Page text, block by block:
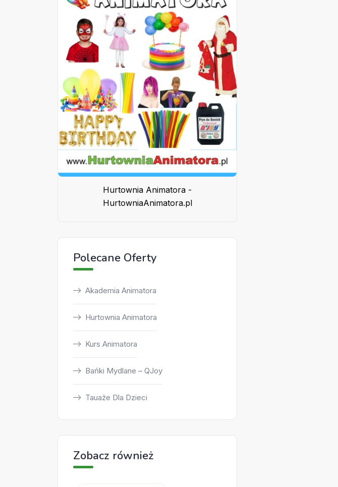
Hurtownia Animatora -
HurtowniaAnimatora.pl
Polecane Oferty
Akademia Animatora
Hurtownia Animatora
Kurs Animatora
Bańki Mydlane – QJoy
Tauaże Dla Dzieci
Zobacz również